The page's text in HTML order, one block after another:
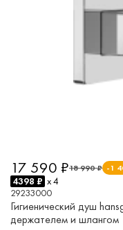
18 990 ₽ -1
17 590 ₽
4398 ₽ x 4
29233000
Гигиенический душ
держателем и